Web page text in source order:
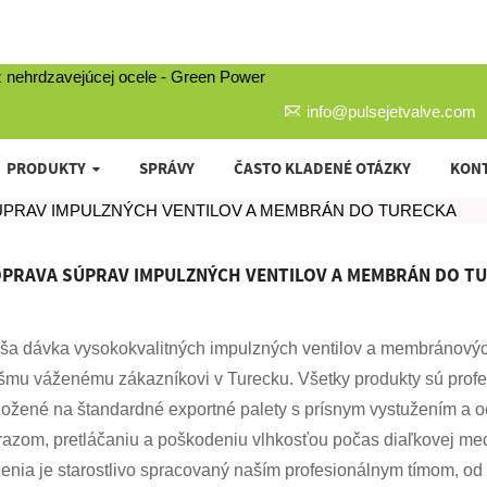
info@pulsejetvalve.com
PRODUKTY SPRÁVY ČASTO KLADENÉ OTÁZKY
IMPULZNÝCH VENTILOV A MEMBRÁN DO TURECKA
SÚPRAV IMPULZNÝCH VENTILOV A MEMBRÁN DO
dávka vysokokvalitných impulzných ventilov a
váženému zákazníkovi v Turecku. Všetky produkty sú
na štandardné exportné palety s prísnym vystužením a
pretláčaniu a poškodeniu vlhkosťou počas diaľkovej
je starostlivo spracovaný naším profesionálnym tímom,